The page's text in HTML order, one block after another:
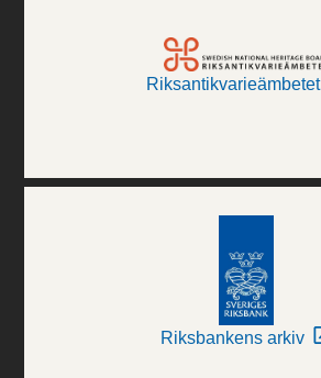
Riksantikvarieämbetet
Riksbankens arkiv